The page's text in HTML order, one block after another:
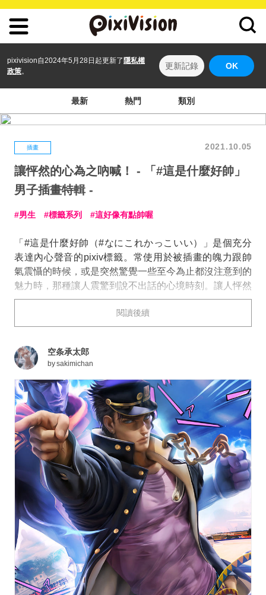
pixivision自2024年5月28日起更新了 隱私權
政策。
更新記錄 OK
最新 熱門 類別
插畫 2021.10.05
讓怦然的心為之吶喊！ - 「#這是什麼好帥」
男子插畫特輯 -
男生 標籤系列 這好像有點帥喔
「#這是什麼好帥（#なにこれかっこいい）」是個充分
表達內心聲音的pixiv標籤。常使用於被插畫的魄力跟帥
氣震懾的時候，或是突然驚覺一些至今為止都沒注意到的
魅力時，那種讓人震驚到說不出話的心境時刻。讓人怦然
心動的帥氣身姿，不經讓人想說一句「這是什麼好帥」
今天為大家帶來「這是什麼好帥」男子插畫特輯。快來看
閱讀後續
空条承太郎
bysakimichan